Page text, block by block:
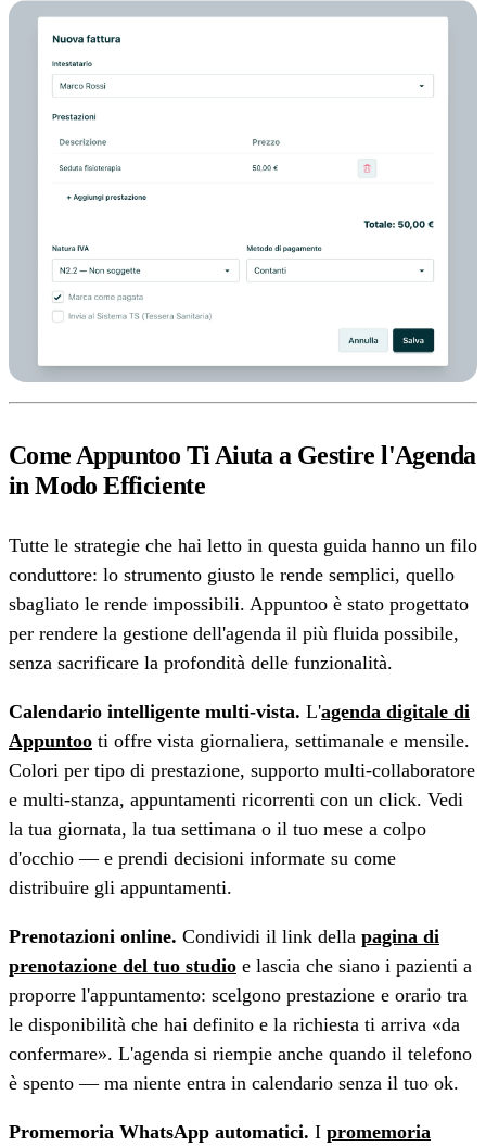
Come Appuntoo Ti Aiuta a Gestire l'Agenda
in Modo Efficiente
Tutte le strategie che hai letto in questa guida hanno un filo
conduttore: lo strumento giusto le rende semplici, quello
sbagliato le rende impossibili. Appuntoo è stato progettato
per rendere la gestione dell'agenda il più fluida possibile,
senza sacrificare la profondità delle funzionalità.
Calendario intelligente multi-vista. L'agenda digitale di
Appuntoo ti offre vista giornaliera, settimanale e mensile.
Colori per tipo di prestazione, supporto multi-collaboratore
e multi-stanza, appuntamenti ricorrenti con un click. Vedi
la tua giornata, la tua settimana o il tuo mese a colpo
d'occhio — e prendi decisioni informate su come
distribuire gli appuntamenti.
Prenotazioni online. Condividi il link della pagina di
prenotazione del tuo studio e lascia che siano i pazienti a
proporre l'appuntamento: scelgono prestazione e orario tra
le disponibilità che hai definito e la richiesta ti arriva «da
confermare». L'agenda si riempie anche quando il telefono
è spento — ma niente entra in calendario senza il tuo ok.
Promemoria WhatsApp automatici. I promemoria